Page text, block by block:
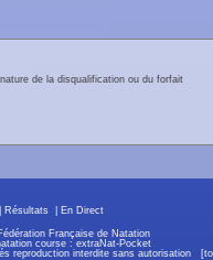
de la disqualification ou du forfait
Résultats En Direct
Française de Natation
course : extraNat-Pocket
reproduction interdite sans autorisation
[